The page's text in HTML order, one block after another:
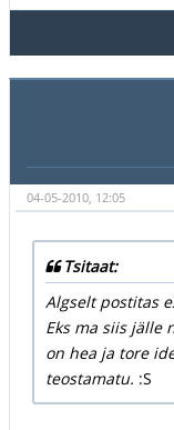
04-05-2010, 12:05
Tsitaat:
Algselt postitas
Eks ma siis jälle
on hea ja tore
teostamatu. :S